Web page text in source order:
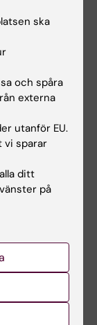
en
även
mellan
och
från
resultat till
kan stödja
ska
och spåra
externa
utanför EU.
vi sparar
ditt
på